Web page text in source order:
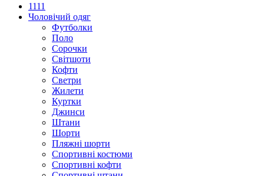
1111
Чоловічий одяг
Футболки
Поло
Сорочки
Світшоти
Кофти
Светри
Жилети
Куртки
Джинси
Штани
Шорти
Пляжні шорти
Спортивні костюми
Спортивні кофти